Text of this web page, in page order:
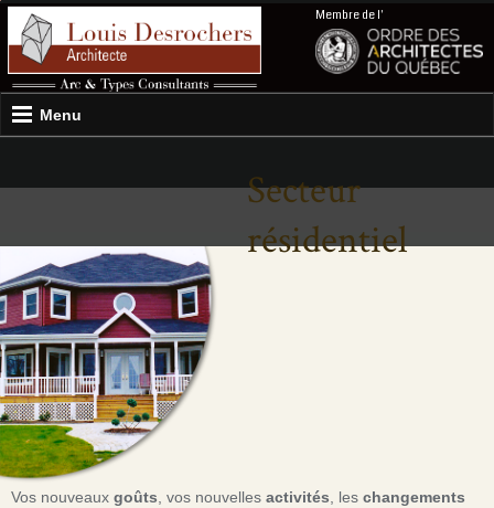
Membre de l'
Menu
Secteur
résidentiel
Vos nouveaux goûts , vos nouvelles activités , les changements